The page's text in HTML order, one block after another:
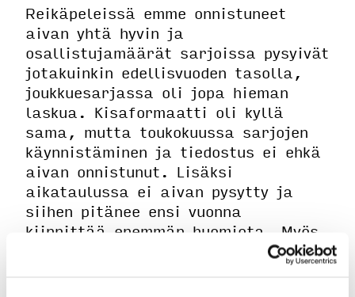
Reikäpeleissä emme onnistuneet
aivan yhtä hyvin ja
osallistujamäärät sarjoissa pysyivät
jotakuinkin edellisvuoden tasolla,
joukkuesarjassa oli jopa hieman
laskua. Kisaformaatti oli kyllä
sama, mutta toukokuussa sarjojen
käynnistäminen ja tiedostus ei ehkä
aivan onnistunut. Lisäksi
aikataulussa ei aivan pysytty ja
siihen pitänee ensi vuonna
kiinnittää enemmän huomiota. Myös
kisaformaattia vielä mietitään jos
se mahdollisesti kaipaisi hieman